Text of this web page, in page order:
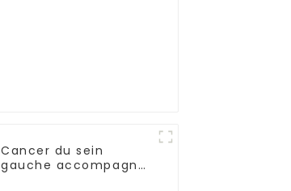
Cancer du sein
gauche accompagné